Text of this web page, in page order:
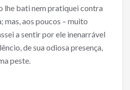
lhe bati nem pratiquei contra
mas, aos poucos – muito
a sentir por ele inenarrável
de sua odiosa presença,
peste.